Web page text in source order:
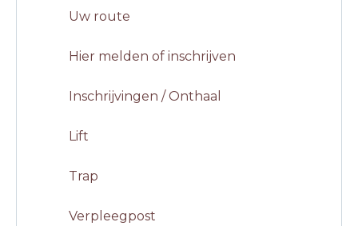
Uw route
Hier melden of inschrijven
Inschrijvingen / Onthaal
Lift
Trap
Verpleegpost